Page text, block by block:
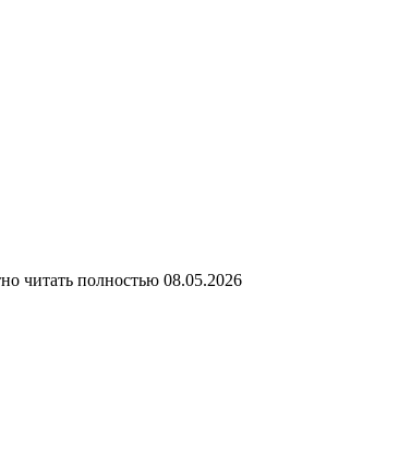
читать полностью 08.05.2026